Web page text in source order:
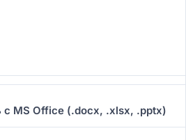
с MS Office (.docx, .xlsx, .pptx)